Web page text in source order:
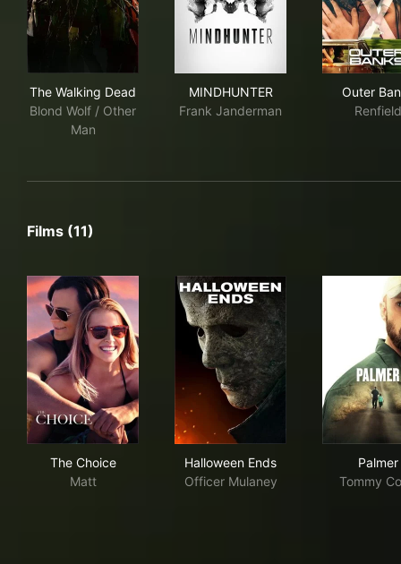
The Walking Dead
Blond Wolf / Other
Man
MINDHUNTER
Frank Janderman
Outer
Renfield
Films (11)
The Choice
Matt
Halloween Ends
Officer Mulaney
Palmer
Tommy